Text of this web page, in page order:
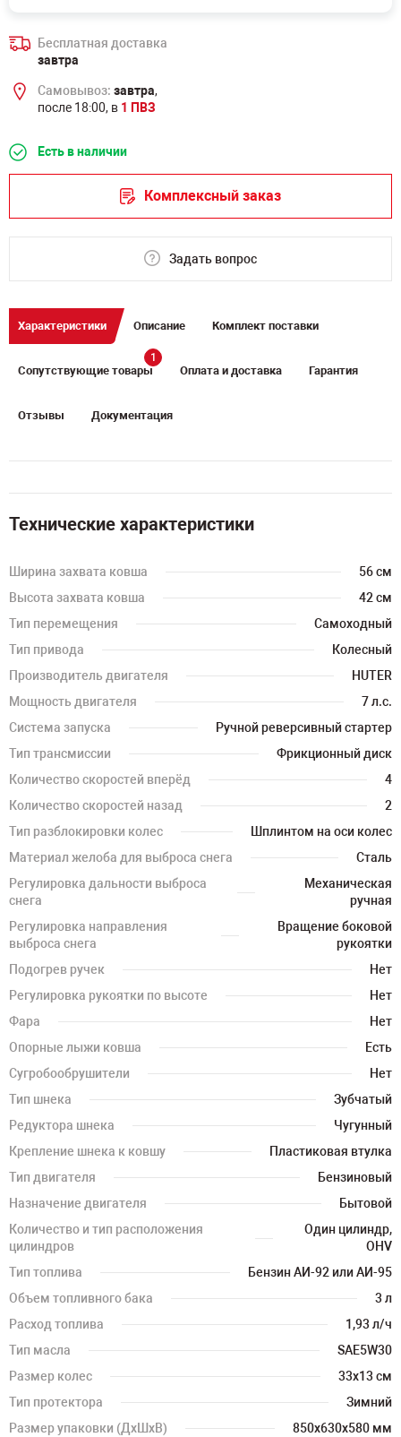
Бесплатная доставка
завтра
Самовывоз: завтра,
после 18:00, в 1 ПВЗ
Есть в наличии
Комплексный заказ
Задать вопрос
Характеристики Описание Комплект поставки
Сопутствующие товары
1
Оплата и доставка Гарантия
Отзывы Документация
Технические характеристики
Ширина захвата ковша
56 см
Высота захвата ковша
42 см
Тип перемещения
Самоходный
Тип привода
Колесный
Производитель двигателя
HUTER
Мощность двигателя
7 л.с.
Система запуска
Ручной реверсивный стартер
Тип трансмиссии
Фрикционный диск
Количество скоростей вперёд
4
Количество скоростей назад
2
Тип разблокировки колес
Шплинтом на оси колес
Материал желоба для выброса снега
Сталь
Регулировка дальности выброса
снега
Механическая
ручная
Регулировка направления
выброса снега
Вращение боковой
рукоятки
Подогрев ручек
Нет
Регулировка рукоятки по высоте
Нет
Фара
Нет
Опорные лыжи ковша
Есть
Сугробообрушители
Нет
Тип шнека
Зубчатый
Редуктора шнека
Чугунный
Крепление шнека к ковшу
Пластиковая втулка
Тип двигателя
Бензиновый
Назначение двигателя
Бытовой
Количество и тип расположения
цилиндров
Один цилиндр,
OHV
Тип топлива
Бензин АИ-92 или АИ-95
Объем топливного бака
3 л
Расход топлива
1,93 л/ч
Тип масла
SAE5W30
Размер колес
33х13 см
Тип протектора
Зимний
Размер упаковки (ДхШхВ)
850х630х580 мм